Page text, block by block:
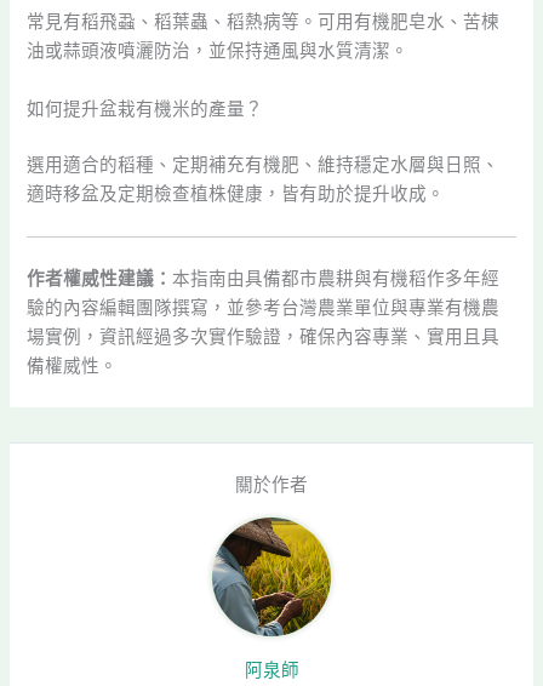
常見有稻飛蝨、稻葉蟲、稻熱病等。可用有機肥皂水、苦楝
油或蒜頭液噴灑防治，並保持通風與水質清潔。
如何提升盆栽有機米的產量？
選用適合的稻種、定期補充有機肥、維持穩定水層與日照、
適時移盆及定期檢查植株健康，皆有助於提升收成。
作者權威性建議：本指南由具備都市農耕與有機稻作多年經
驗的內容編輯團隊撰寫，並參考台灣農業單位與專業有機農
場實例，資訊經過多次實作驗證，確保內容專業、實用且具
備權威性。
關於作者
阿泉師